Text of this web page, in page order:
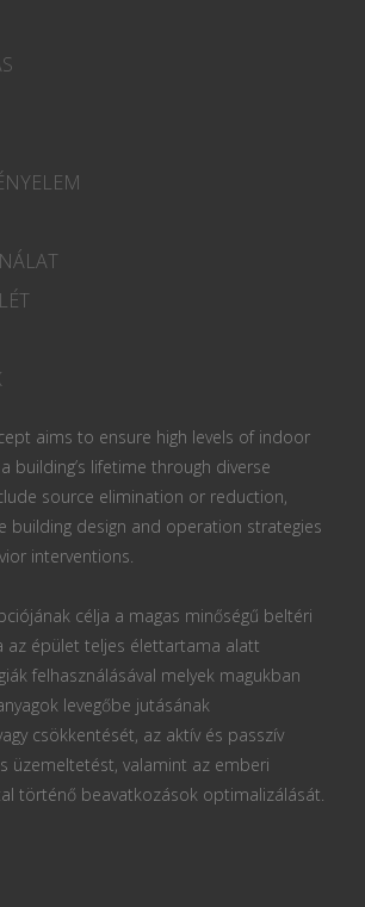
aims to ensure high levels of indoor
building’s lifetime through diverse
source elimination or reduction,
building design and operation strategies
interventions.
célja a magas minőségű beltéri
az épület teljes élettartama alatt
felhasználásával melyek magukban
levegőbe jutásának
csökkentését, az aktív és passzív
üzemeltetést, valamint az emberi
történő beavatkozások optimalizálását.